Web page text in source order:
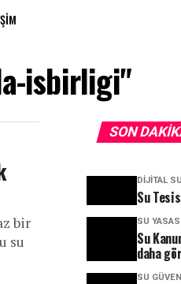
isbirligi"
bir
su
SON
DIJITAL SU
Su
SU
Su
daha
SU